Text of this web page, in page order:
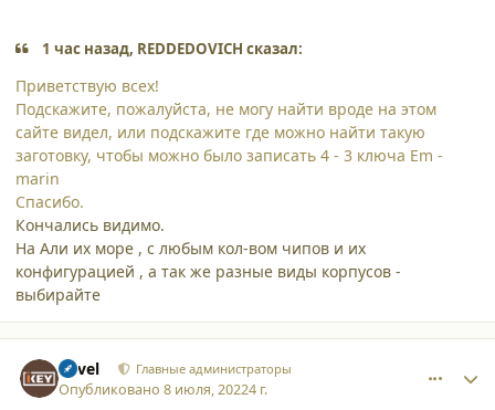
1 час назад, REDDEDOVICH сказал:
Приветствую всех!
Подскажите, пожалуйста, не могу найти вроде на этом
сайте видел, или подскажите где можно найти такую
заготовку, чтобы можно было записать 4 - 3 ключа Em -
marin
Спасибо.
Кончались видимо.
На Али их море , с любым кол-вом чипов и их
конфигурацией , а так же разные виды корпусов -
выбирайте
Pavel Главные администраторы
Опубликовано8 июля, 20224 г.